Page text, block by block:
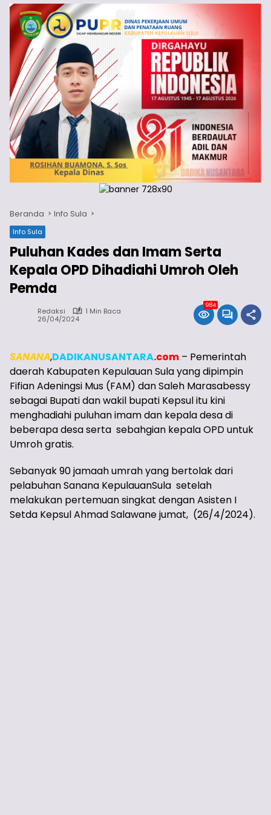
Beranda Info Sula
Info Sula
Puluhan Kades dan Imam Serta
Kepala OPD Dihadiahi Umroh Oleh
Pemda
Redaksi
1 Min Baca
26/04/2024
984
SANANA,DADIKANUSANTARA.com – Pemerintah
daerah Kabupaten Kepulauan Sula yang dipimpin
Fifian Adeningsi Mus (FAM) dan Saleh Marasabessy
sebagai Bupati dan wakil bupati Kepsul itu kini
menghadiahi puluhan imam dan kepala desa di
beberapa desa serta sebahgian kepala OPD untuk
Umroh gratis.
Sebanyak 90 jamaah umrah yang bertolak dari
pelabuhan Sanana KepulauanSula setelah
melakukan pertemuan singkat dengan Asisten I
Setda Kepsul Ahmad Salawane jumat, (26/4/2024).